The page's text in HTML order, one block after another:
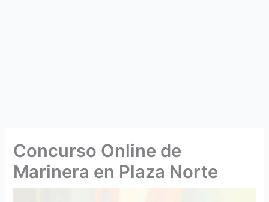
Concurso Online de
Marinera en Plaza Norte